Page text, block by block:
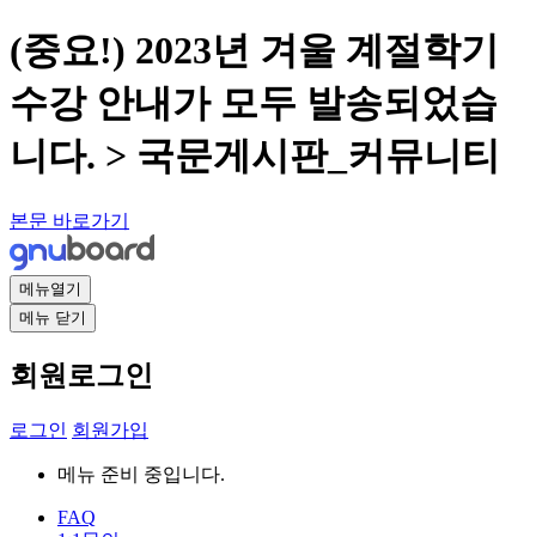
(중요!) 2023년 겨울 계절학기
수강 안내가 모두 발송되었습
니다. > 국문게시판_커뮤니티
본문 바로가기
메뉴열기
메뉴 닫기
회원로그인
로그인 회원가입
메뉴 준비 중입니다.
FAQ